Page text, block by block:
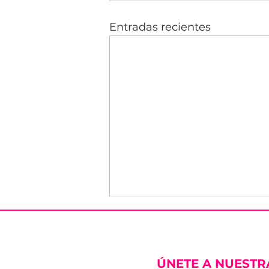
Entradas recientes
ÚNETE A